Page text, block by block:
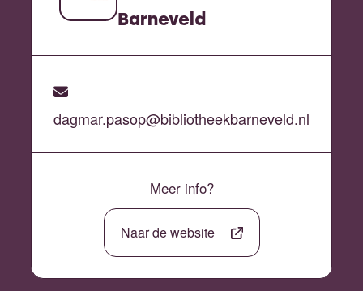
Barneveld
dagmar.pasop@bibliotheekbarneveld.nl
Meer info?
Naar de website